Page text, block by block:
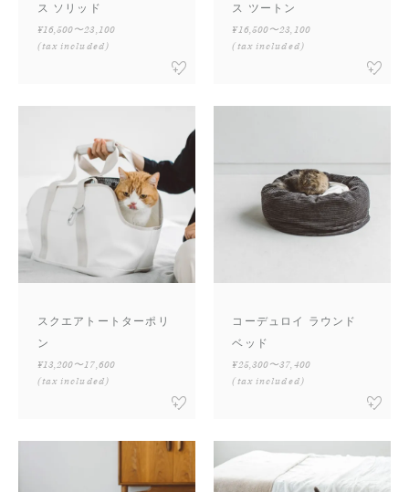
ス ソリッド
¥16,500〜23,100
(tax included)
ス ツートン
¥16,500〜23,100
(tax included)
スクエアトートターポリ
ン
¥13,200〜17,600
(tax included)
コーデュロイ ラウンド
ベッド
¥25,300〜37,400
(tax included)